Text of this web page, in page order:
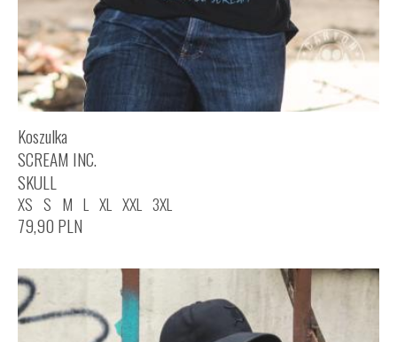
Koszulka
SCREAM INC.
SKULL
XS S M L XL XXL 3XL
79,90 PLN